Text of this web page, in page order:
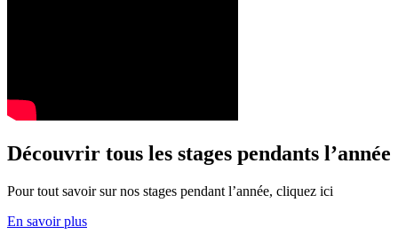
Découvrir tous les stages pendants l’année
Pour tout savoir sur nos stages pendant l’année, cliquez ici
En savoir plus